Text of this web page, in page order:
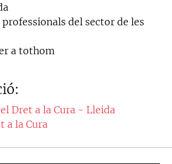
del sector de les
a tothom
Dret a la Cura - Lleida
a la Cura